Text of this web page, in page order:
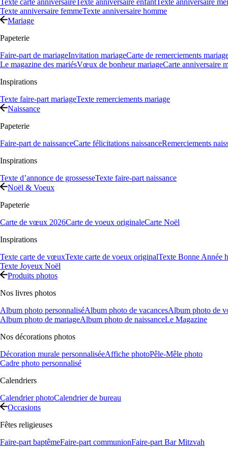
Texte carte anniversaireTexte anniversaire enfantTexte anniversaire
Texte anniversaire femmeTexte anniversaire homme
Mariage
Papeterie
Faire-part de mariageInvitation mariageCarte de remerciements
Le magazine des mariésVœux de bonheur mariageCarte anniversaire
Inspirations
Texte faire-part mariageTexte remerciements mariage
Naissance
Papeterie
Faire-part de naissanceCarte félicitations naissanceRemerciements
Inspirations
Texte d’annonce de grossesseTexte faire-part naissance
Noël & Voeux
Papeterie
Carte de vœux 2026Carte de voeux originaleCarte Noël
Inspirations
Texte carte de vœuxTexte carte de voeux originalTexte Bonne Année
Texte Joyeux Noël
Produits photos
Nos livres photos
Album photo personnaliséAlbum photo de vacancesAlbum photo de
Album photo de mariageAlbum photo de naissanceLe Magazine
Nos décorations photos
Décoration murale personnaliséeAffiche photoPêle-Mêle photo
Cadre photo personnalisé
Calendriers
Calendrier photoCalendrier de bureau
Occasions
Fêtes religieuses
Faire-part baptêmeFaire-part communionFaire-part Bar Mitzvah